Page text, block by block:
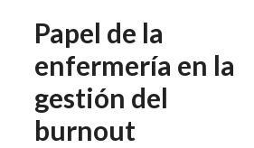
Papel de la
enfermería en la
gestión del
burnout